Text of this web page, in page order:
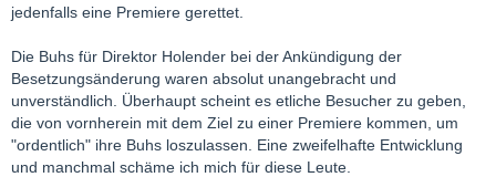
jedenfalls eine Premiere gerettet.
Die Buhs für Direktor Holender bei der Ankündigung der
Besetzungsänderung waren absolut unangebracht und
unverständlich. Überhaupt scheint es etliche Besucher zu geben,
die von vornherein mit dem Ziel zu einer Premiere kommen, um
"ordentlich" ihre Buhs loszulassen. Eine zweifelhafte Entwicklung
und manchmal schäme ich mich für diese Leute.